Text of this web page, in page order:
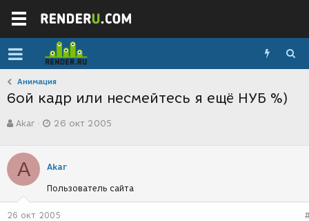
Анимация
6ой кадр или несмейтесь я ещё НУБ %)
в
о
р
т
е
м
ы
Akar
а
с
з
д
а
26 окт 2005
A Akar
Пользователь сайта
26 окт 2005